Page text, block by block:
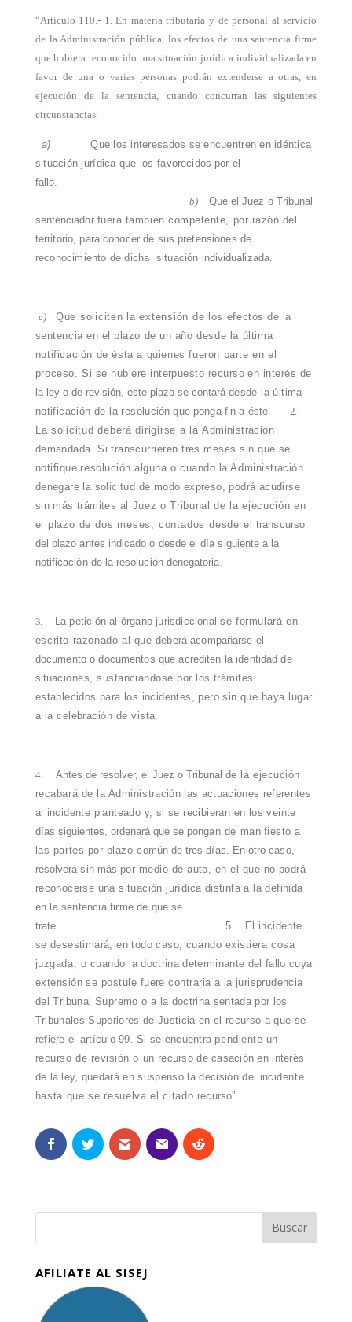
“Artículo 110.- 1. En materia tributaria y de personal al servicio
de la Administración pública, los efectos de una sentencia firme
que hubiera reconocido una situación jurídica individualizada en
favor de una o varias personas podrán extenderse a otras, en
ejecución de la sentencia, cuando concurran las siguientes
circunstancias:
a)
Que los interesados se encuentren en idéntica
situación jurídica que los favorecidos por el
fallo.
b)
Que el Juez o Tribunal
sentenciador fuera también competente, por razón del
territorio, para conocer de sus pretensiones de
reconocimiento de dicha situación individualizada.
c) Que soliciten la extensión de los efectos de la
sentencia en el plazo de un año desde la última
notificación de ésta a quienes fueron parte en el
proceso. Si se hubiere interpuesto recurso en interés de
la ley o de revisión, este plazo se contará desde la última
notificación de la resolución que ponga fin a éste.
2.
La solicitud deberá dirigirse a laAdministración
demandada. Si transcurrieren tres meses sin que se
notifique resolución alguna o cuando la Administración
denegare la solicitud de modo expreso, podrá acudirse
sin más trámites al Juez o Tribunal de la ejecución en
el plazo de dos meses, contados desde eltranscurso
del plazo antes indicado o desde el día siguiente a la
notificación de la resolución denegatoria.
3. La petición al órgano jurisdiccionalse formulará en
escrito razonado al quedeberá acompañarse el
documento o documentos que acrediten la identidad de
situaciones, sustanciándose por los trámites
establecidos para los incidentes, pero sin que haya lugar
a la celebración de vista.
4. Antes de resolver, el Juez o Tribunal de la ejecución
recabará de la Administraciónlas actuaciones referentes
al incidente planteado y, si se recibieran en los veinte
días siguientes, ordenará que se pongan de manifiesto a
las partes por plazo común de tres días. En otro caso,
resolverá sin más por medio de auto, en el que no podrá
reconocerse una situación jurídica distinta a la definida
en la sentencia firme de que se
trate.
5.
El incidente
se desestimará, en todo caso, cuando existiera cosa
juzgada, o cuando la doctrina determinante del fallo cuya
extensión se postule fuere contrariaa la jurisprudencia
del Tribunal Supremoo a la doctrina sentada por los
Tribunales Superiores de Justicia en el recurso a que se
refiere el artículo 99. Si se encuentra pendiente un
recurso de revisión o un recurso de casación en interés
de la ley, quedará en suspenso la decisión del incidente
hasta que se resuelva el citado recurso”.
AFILIATE AL SISEJ